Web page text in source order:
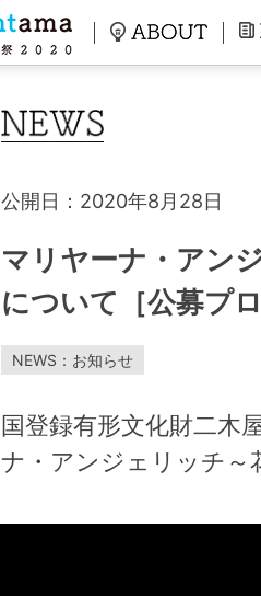
公開日：2020年8月28日
マリヤーナ・アン
について［公募プロ
NEWS：お知らせ
国登録有形文化財二木
ナ・アンジェリッチ～